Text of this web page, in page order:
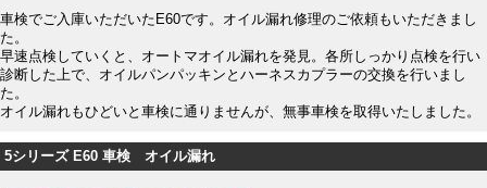
車検でご入庫いただいたE60です。オイル漏れ修理のご依頼もいただきまし
た。
早速点検していくと、オートマオイル漏れを発見。各所しっかり点検を行い
診断した上で、オイルパンパッキンとハーネスカプラーの交換を行いまし
た。
オイル漏れもひどいと車検に通りませんが、無事車検を取得いたしました。
5シリーズ E60 車検 オイル漏れ